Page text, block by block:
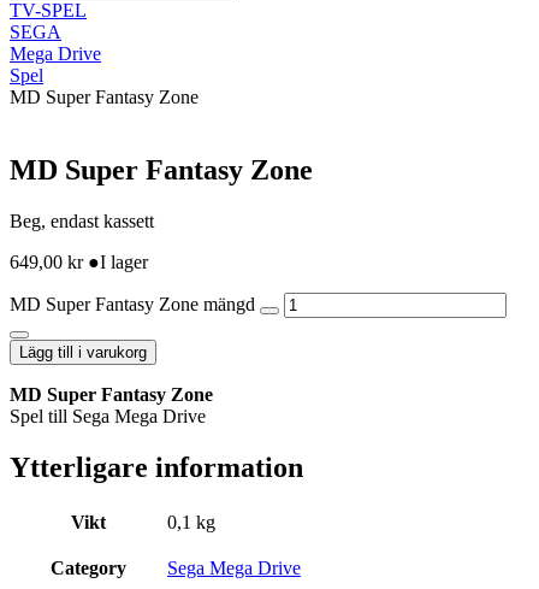
TV-SPEL
SEGA
Mega Drive
Spel
MD Super Fantasy Zone
MD Super Fantasy Zone
Beg, endast kassett
649,00 kr ●I lager
MD Super Fantasy Zone mängd
Lägg till i varukorg
MD Super Fantasy Zone
Spel till Sega Mega Drive
Ytterligare information
Vikt 0,1 kg
Category Sega Mega Drive